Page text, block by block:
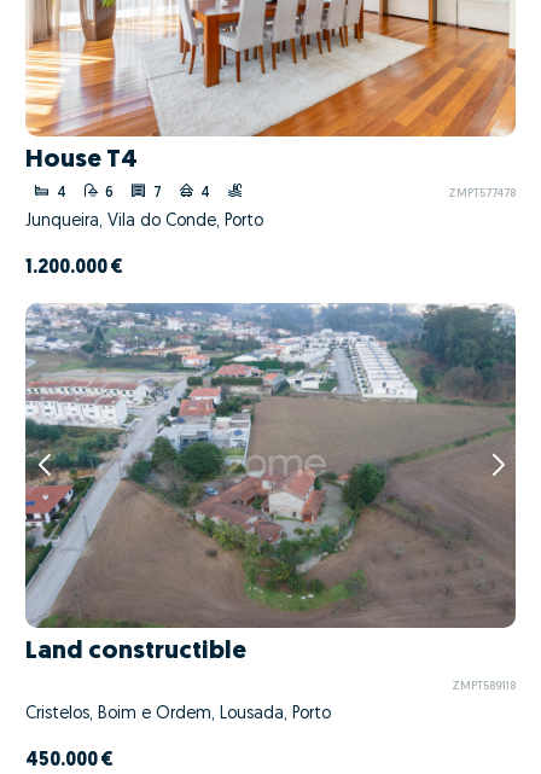
House T4
4 6 7 4 ZMPT577478
Junqueira, Vila do Conde, Porto
1.200.000 €
Land constructible
ZMPT589118
Cristelos, Boim e Ordem, Lousada, Porto
450.000 €